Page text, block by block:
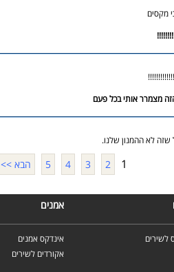
מקסים
לא ההמנון שלנו.
1
2
3
4
5 הבא >>
אמנים
לשירים
אינדקס אמנים
אקורדים לשירים